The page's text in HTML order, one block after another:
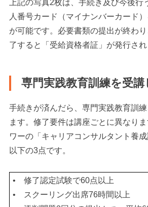
上記の写真2枚は、手続き及び今後行
人番号カード（マイナンバーカード
が可能です。必要書類の提出が終わ
了すると「受給資格者証」が発行され
専門実践教育訓練を受
手続きが済んだら、専門実践教育訓
ます。修了要件は講座ごとに異なり
ワーの「キャリアコンサルタント養成
以下の3点です。
• 修了認定試験で60点以上
• スクーリング出席76時間以上